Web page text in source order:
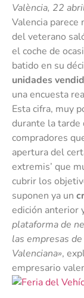
València, 22
Valencia parece
del veterano
el coche de
batido en su
unidades
una encuesta
Esta cifra, muy
durante la tarde
compradores
apertura del
extremis’ que
cubrir los
suponen ya un
edición anterior
plataforma de
las empresas
Valenciana»,
empresario